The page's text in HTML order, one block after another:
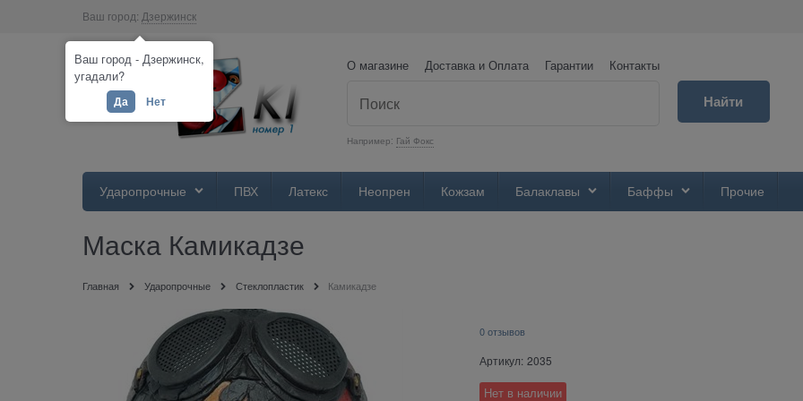
Ваш город: Дзержинск
О магазине Доставка и Оплата Гарантии Контакты
Например: Гай Фокс
Найти
Ударопрочные ПВХ Латекс Неопрен Кожзам Балаклавы Баффы Прочие
Маска Камикадзе
Главная Ударопрочные Стеклопластик Камикадзе
0 отзывов
Артикул: 2035
Нет в наличии
Ваш город - Дзержинск,
угадали?
Да Нет